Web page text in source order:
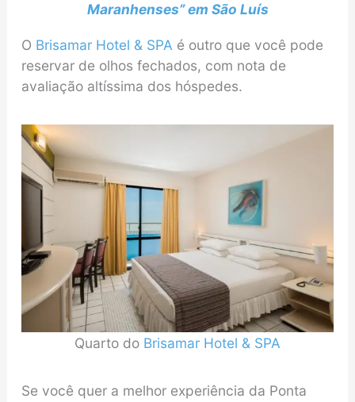
Maranhenses” em São Luís
O Brisamar Hotel & SPA é outro que você pode
reservar de olhos fechados, com nota de
avaliação altíssima dos hóspedes.
Quarto do Brisamar Hotel & SPA
Se você quer a melhor experiência da Ponta